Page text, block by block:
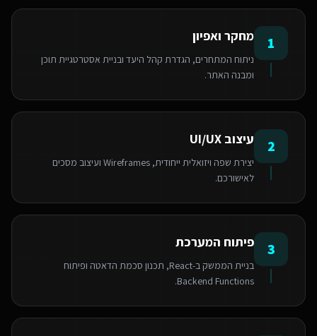
1 מחקר ואפיון
ניתוח המתחרים, הגדרת קהל היעד ובניית אסטרטגיית תוכן
ומבנה האתר.
2 עיצוב UI/UX
יצירת שפה ויזואלית ייחודית, Wireframes ועיצוב מסכים
לאישורכם.
3 פיתוח המערכת
בניית הממשק ב-React, תכנון סכמת הדאטה ופיתוח
Backend Functions.